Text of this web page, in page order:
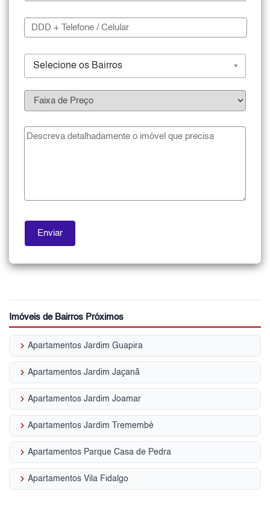
Selecione os Bairros
Imóveis de Bairros Próximos
keyboard_arrow_right Apartamentos Jardim Guapira
keyboard_arrow_right Apartamentos Jardim Jaçanã
keyboard_arrow_right Apartamentos Jardim Joamar
keyboard_arrow_right Apartamentos Jardim Tremembé
keyboard_arrow_right Apartamentos Parque Casa de Pedra
keyboard_arrow_right Apartamentos Vila Fidalgo